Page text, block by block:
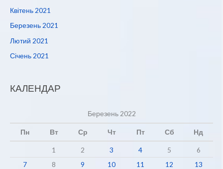
Квітень 2021
Березень 2021
Лютий 2021
Січень 2021
КАЛЕНДАР
Березень 2022
Пн Вт Ср Чт Пт Сб Нд
1 2 3 4 5
6
7
8 9 10 11 12
13